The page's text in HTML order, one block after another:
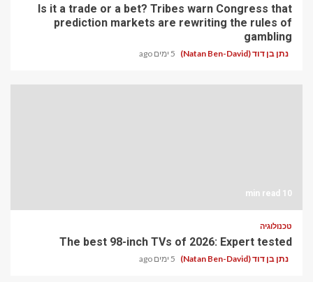
Is it a trade or a bet? Tribes warn Congress that
prediction markets are rewriting the rules of
gambling
נתן בן דוד (Natan Ben-David) 5 ימים ago
10 min read
טכנולוגיה
The best 98-inch TVs of 2026: Expert tested
נתן בן דוד (Natan Ben-David) 5 ימים ago